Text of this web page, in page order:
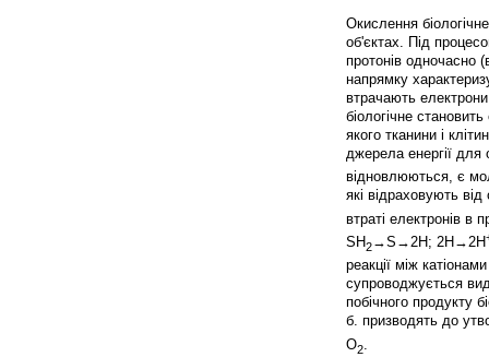
Окислення
об'єктах. Під
протонів одночасно
напрямку
втрачають
біологічне
якого тканини і
джерела енергії
відновлюються, є
які відраховують
втраті електронів в
SH2→S→2H; 2Н→2H
реакції між
супроводжується
побічного продукту
б. призводять до
O2.